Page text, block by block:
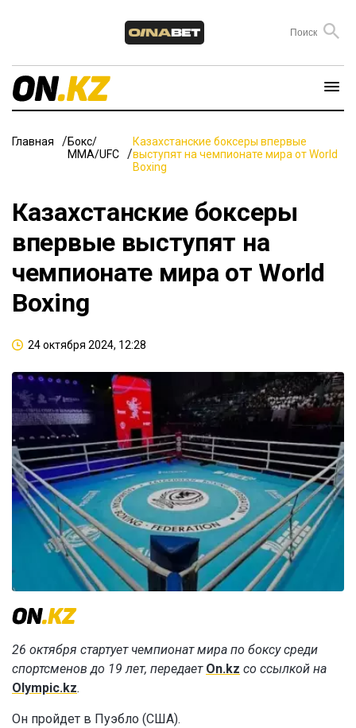
Главная
Бокс/
ММА/UFC
Казахстанские боксеры впервые
выступят на чемпионате мира от World
Boxing
Казахстанские боксеры
впервые выступят на
чемпионате мира от World
Boxing
24 октября 2024, 12:28
26 октября стартует чемпионат мира по боксу среди
спортсменов до 19 лет, передает On.kz со ссылкой на
Olympic.kz.
Он пройдет в Пуэбло (США).